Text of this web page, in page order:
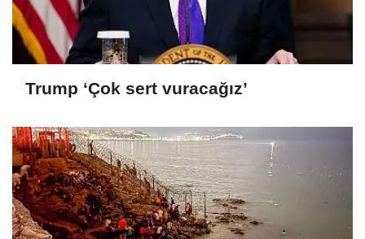
Trump ‘Çok sert vuracağız’